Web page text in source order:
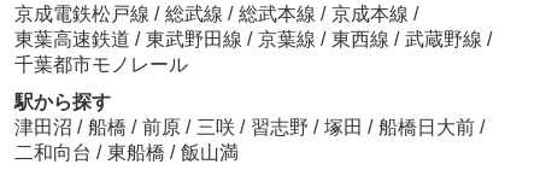
京成電鉄松戸線 / 総武線 / 総武本線 / 京成本線 /
東葉高速鉄道 / 東武野田線 / 京葉線 / 東西線 / 武蔵野線 /
千葉都市モノレール
駅から探す
津田沼 / 船橋 / 前原 / 三咲 / 習志野 / 塚田 / 船橋日大前 /
二和向台 / 東船橋 / 飯山満